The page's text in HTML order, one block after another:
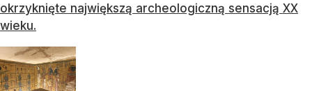
okrzyknięte największą archeologiczną sensacją XX
wieku.